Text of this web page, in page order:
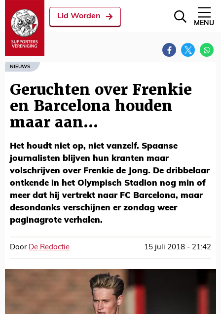
Lid Worden
MENU
NIEUWS
Geruchten over Frenkie
en Barcelona houden
maar aan...
Het houdt niet op, niet vanzelf. Spaanse
journalisten blijven hun kranten maar
volschrijven over Frenkie de Jong. De dribbelaar
ontkende in het Olympisch Stadion nog min of
meer dat hij vertrekt naar FC Barcelona, maar
desondanks verschijnen er zondag weer
paginagrote verhalen.
Door De Redactie 15 juli 2018 - 21:42